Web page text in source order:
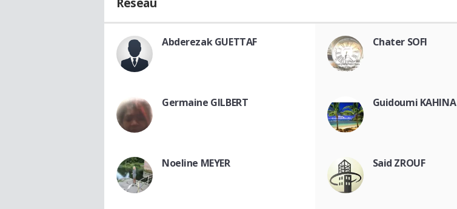
Abderezak GUETTAF Chater SOFI
Germaine GILBERT Guidoumi KAHINA
Noeline MEYER Said ZROUF